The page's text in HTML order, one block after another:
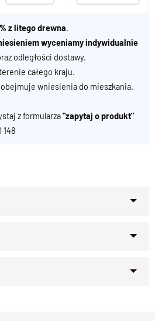
z litego drewna.
wyceniamy indywidualnie
odległości dostawy.
całego kraju.
wniesienia do mieszkania.
z formularza"zapytaj o produkt"
148
Indyjski